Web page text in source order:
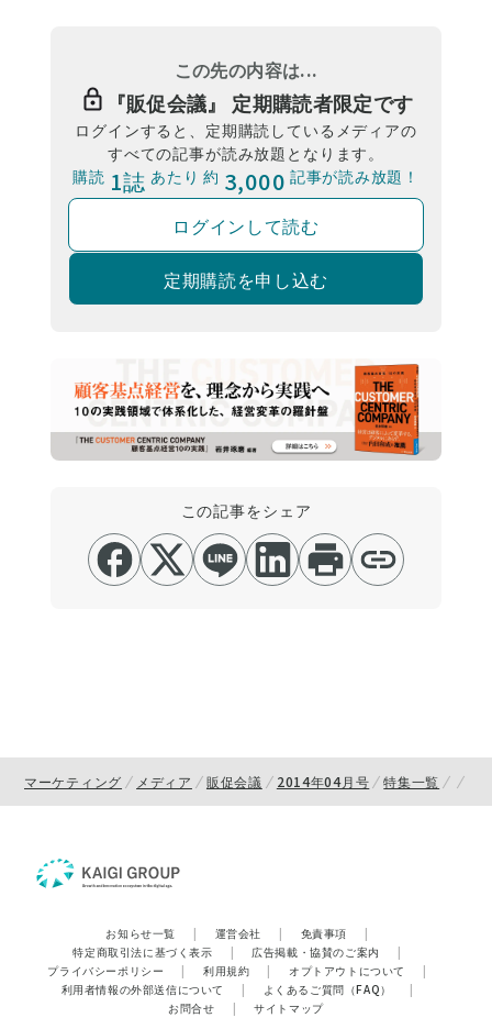
この先の内容は...
『販促会議』 定期購読者限定です
ログインすると、定期購読しているメディアの
すべての記事が読み放題となります。
購読 1誌 あたり 約 3,000 記事が読み放題！
ログインして読む
定期購読を申し込む
この記事をシェア
マーケティング メディア 販促会議 2014年04月号 特集一覧
お知らせ一覧 | 運営会社 | 免責事項
|
特定商取引法に基づく表示
| 広告掲載・協賛のご案内
|
プライバシーポリシー
| 利用規約 | オプトアウトについて
|
利用者情報の外部送信について
| よくあるご質問（FAQ）
|
お問合せ
| サイトマップ